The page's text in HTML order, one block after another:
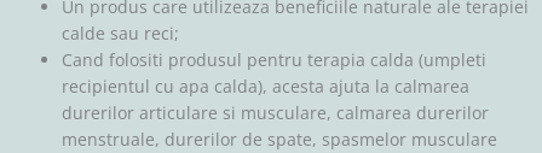
Un produs care utilizeaza beneficiile naturale ale terapiei
calde sau reci;
Cand folositi produsul pentru terapia calda (umpleti
recipientul cu apa calda), acesta ajuta la calmarea
durerilor articulare si musculare, calmarea durerilor
menstruale, durerilor de spate, spasmelor musculare